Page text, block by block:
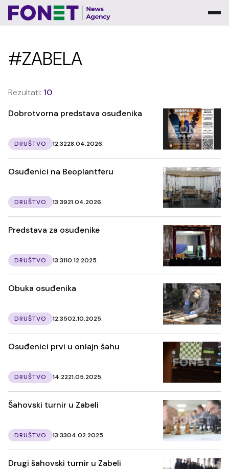
#ZABELA
Rezultati: 10
Dobrotvorna predstava osuđenika
DRUŠTVO 12:3228.04.2026.
Osuđenici na Beoplantferu
DRUŠTVO 13:3921.04.2026.
Predstava za osuđenike
DRUŠTVO 13:3110.12.2025.
Obuka osuđenika
DRUŠTVO 12:3502.10.2025.
Osuđenici prvi u onlajn šahu
DRUŠTVO 14:2221.05.2025.
Šahovski turnir u Zabeli
DRUŠTVO 13:3304.02.2025.
Drugi šahovski turnir u Zabeli